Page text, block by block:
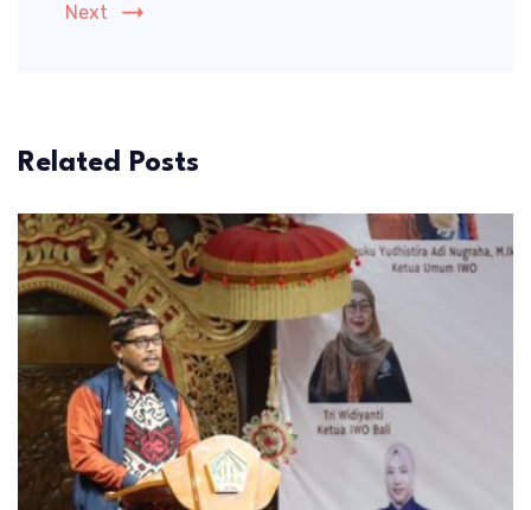
Next
Related Posts